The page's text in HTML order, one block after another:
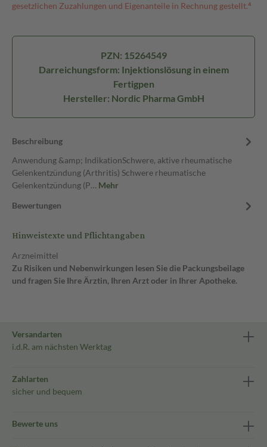
gesetzlichen Zuzahlungen und Eigenanteile in Rechnung gestellt.⁴
PZN: 15264549
Darreichungsform: Injektionslösung in einem
Fertigpen
Hersteller: Nordic Pharma GmbH
Beschreibung
Anwendung &amp; IndikationSchwere, aktive rheumatische
Gelenkentzündung (Arthritis) Schwere rheumatische
Gelenkentzündung (P… Mehr
Bewertungen
Hinweistexte und Pflichtangaben
Arzneimittel
Zu Risiken und Nebenwirkungen lesen Sie die Packungsbeilage
und fragen Sie Ihre Ärztin, Ihren Arzt oder in Ihrer Apotheke.
Versandarten
i.d.R. am nächsten Werktag
Zahlarten
sicher und bequem
Bewerte uns